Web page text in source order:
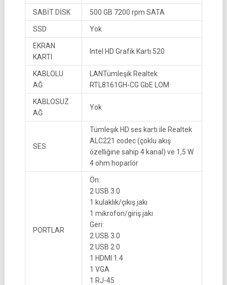
SABİT DİSK 500 GB 7200 rpm SATA
SSD Yok
EKRAN
KARTI
Intel HD Grafik Kartı 520
KABLOLU
AĞ
LANTümleşik Realtek
RTL8161GH-CG GbE LOM
KABLOSUZ
AĞ
Yok
SES
Tümleşik HD ses kartı ile Realtek
ALC221 codec (çoklu akış
özelliğine sahip 4 kanal) ve 1,5 W
4 ohm hoparlör
PORTLAR
Ön:
2 USB 3.0
1 kulaklık/çıkış jakı
1 mikrofon/giriş jakı
Geri:
2 USB 3.0
2 USB 2.0
1 HDMI 1.4
1 VGA
1 RJ-45